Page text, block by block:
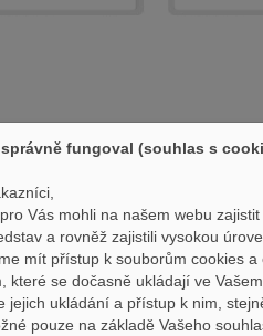
WR125R
fungoval (souhlas s
Vás mohli na našem webu
a rovněž zajistili vysokou
mít přístup k souborům cookies
které se dočasně ukládají ve
jejich ukládání a přístup k nim,
pouze na základě Vašeho